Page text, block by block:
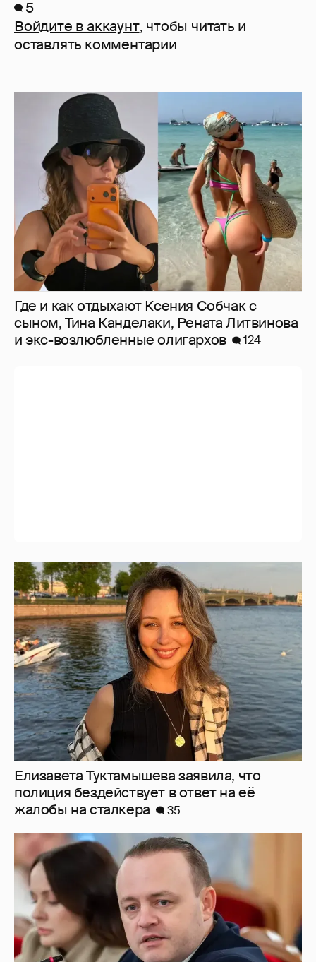
5
Войдите в аккаунт, чтобы читать и
оставлять комментарии
Где и как отдыхают Ксения Собчак с
сыном, Тина Канделаки, Рената Литвинова
и экс-возлюбленные олигархов
124
Елизавета Туктамышева заявила, что
полиция бездействует в ответ на её
жалобы на сталкера
35
"Плохому кино не поможет отложенная
премьера". Зампред Госдумы Владислав
Даванков осудил создателей "Колобка"
17